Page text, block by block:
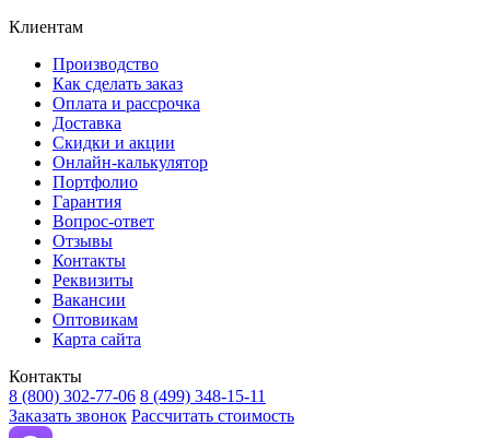
Клиентам
Производство
Как сделать заказ
Оплата и рассрочка
Доставка
Скидки и акции
Онлайн-калькулятор
Портфолио
Гарантия
Вопрос-ответ
Отзывы
Контакты
Реквизиты
Вакансии
Оптовикам
Карта сайта
Контакты
8 (800) 302-77-06 8 (499) 348-15-11
Заказать звонок Рассчитать стоимость